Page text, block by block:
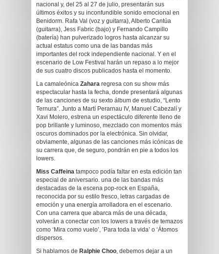
nacional y, del 25 al 27 de julio, presentarán sus
últimos éxitos y su inconfundible sonido emocional en
Benidorm. Rafa Val (voz y guitarra), Alberto Cantúa
(guitarra), Jess Fabric (bajo) y Fernando Campillo
(batería) han pulverizado logros hasta alcanzar su
actual estatus como una de las bandas más
importantes del rock independiente nacional. Y en el
escenario de Low Festival harán un repaso a lo mejor
de sus cuatro discos publicados hasta el momento.
La camaleónica Zahara regresa con su show más
espectacular hasta la fecha, donde presentará algunas
de las canciones de su sexto álbum de estudio, “Lento
Ternura”. Junto a Martí Perarnau IV, Manuel Cabezalí y
Xavi Molero, estrena un espectáculo diferente lleno de
pop brillante y luminoso, mezclado con momentos más
oscuros dominados por la electrónica. Sin olvidar,
obviamente, algunas de las canciones más icónicas de
su carrera que, de seguro, pondrán en pie a todos los
lowers.
Miss Caffeina tampoco podía faltar en esta edición tan
especial de aniversario. una de las bandas más
destacadas de la escena pop-rock en España,
reconocida por su estilo fresco, letras cargadas de
emoción y una energía arrolladora en el escenario.
Con una carrera que abarca más de una década,
volverán a conectar con los lowers a través de temazos
como ‘Mira como vuelo’, ’Para toda la vida’ o ‘Átomos
dispersos.
Si hablamos de Ralphie Choo , debemos dejar a un